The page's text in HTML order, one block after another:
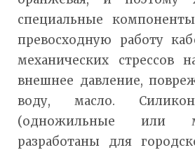
специальные
превосходную работу
механических стрессов
внешнее давление,
воду, масло.
(одножильные или
разработаны для